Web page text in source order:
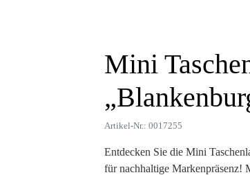
Mini
Artikel-Nr.: 0017255
Entdecken Sie die Mini
für nachhaltige